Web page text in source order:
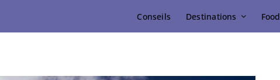
Conseils Destinations Food